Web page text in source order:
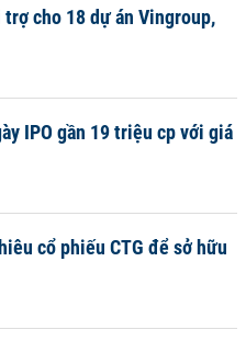
cho 18 dự án Vingroup,
IPO gần 19 triệu cp với giá
cổ phiếu CTG để sở hữu